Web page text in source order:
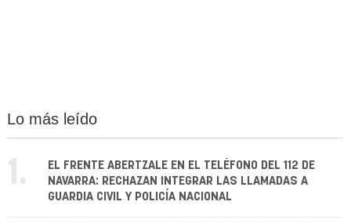
Lo más leído
1.
EL FRENTE ABERTZALE EN EL TELÉFONO DEL 112 DE
NAVARRA: RECHAZAN INTEGRAR LAS LLAMADAS A
GUARDIA CIVIL Y POLICÍA NACIONAL